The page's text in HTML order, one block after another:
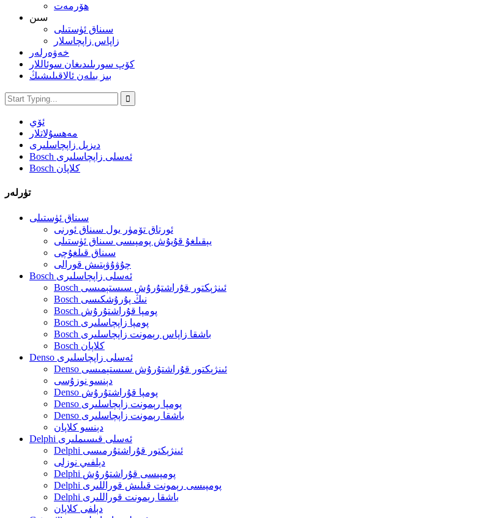
ھۆرمەت
سىن
سىناق ئۈستىلى
زاپاس زاپچاسلار
خەۋەرلەر
كۆپ سورىلىدىغان سوئاللار
بىز بىلەن ئالاقىلىشىڭ
ئۆي
مەھسۇلاتلار
دىزېل زاپچاسلىرى
Bosch ئەسلى زاپچاسلىرى
Bosch كلاپان
تۈرلەر
سىناق ئۈستىلى
ئورتاق تۆمۈر يول سىناق ئورنى
يېقىلغۇ قۇيۇش پومپىسى سىناق ئۈستىلى
سىناق قىلغۇچى
چۇۋۇۋېتىش قورالى
Bosch ئەسلى زاپچاسلىرى
Bosch ئىنژېكتور قۇراشتۇرۇش سىستېمىسى
Bosch نىڭ پۇرۇشكىسى
Bosch پومپا قۇراشتۇرۇش
Bosch پومپا زاپچاسلىرى
Bosch باشقا زاپاس رېمونت زاپچاسلىرى
Bosch كلاپان
Denso ئەسلى زاپچاسلىرى
Denso ئىنژېكتور قۇراشتۇرۇش سىستېمىسى
دېنسو نوزۇسى
Denso پومپا قۇراشتۇرۇش
Denso پومپا رېمونت زاپچاسلىرى
Denso باشقا رېمونت زاپچاسلىرى
دېنسو كلاپان
Delphi ئەسلى قىسىملىرى
Delphi ئىنژېكتور قۇراشتۇرمىسى
دېلفىي نوزلى
Delphi پومپىسى قۇراشتۇرۇش
Delphi پومپىسى رېمونت قىلىش قوراللىرى
Delphi باشقا رېمونت قوراللىرى
دېلفى كلاپان